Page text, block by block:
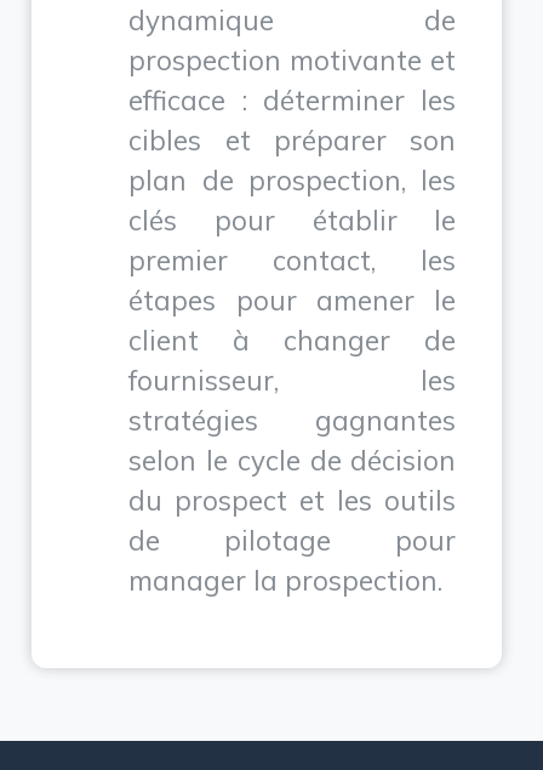
dynamique de
prospection motivante et
efficace : déterminer les
cibles et préparer son
plan de prospection, les
clés pour établir le
premier contact, les
étapes pour amener le
client à changer de
fournisseur, les
stratégies gagnantes
selon le cycle de décision
du prospect et les outils
de pilotage pour
manager la prospection.